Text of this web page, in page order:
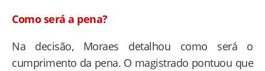
Como será a pena?
Na decisão, Moraes detalhou como será o
cumprimento da pena. O magistrado pontuou que